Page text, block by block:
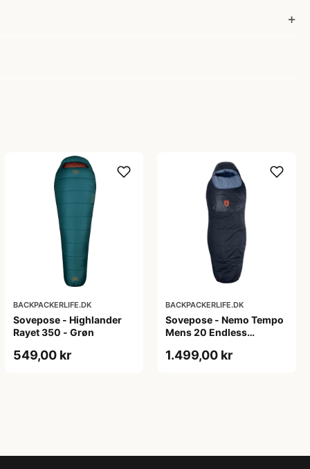
BACKPACKERLIFE.DK
Sovepose - Highlander
Rayet 350 - Grøn
549,00 kr
BACKPACKERLIFE.DK
Sovepose - Nemo Tempo
Mens 20 Endless
1.499,00 kr